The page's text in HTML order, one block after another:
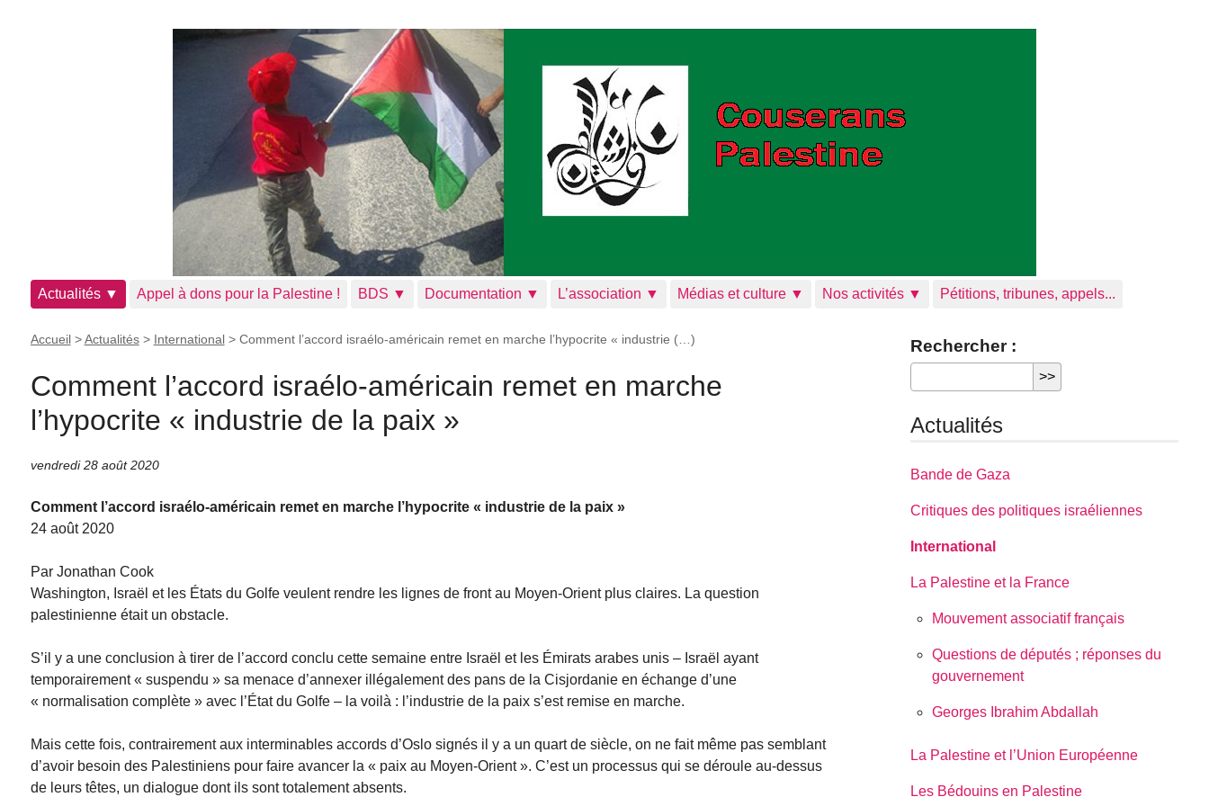
Actualités ▼ Appel à dons pour la Palestine ! BDS ▼ Documentation ▼ L’association ▼ Médias et culture ▼ Nos activités ▼ Pétitions, tribunes, appels...
Accueil>Actualités> International> Comment l’accord israélo-américain remet en marche l’hypocrite « industrie (…)
Comment l’accord israélo-américain remet en marche
l’hypocrite « industrie de la paix »
vendredi 28 août 2020
Comment l’accord israélo-américain remet en marche l’hypocrite « industrie de la paix »
24 août 2020
Par Jonathan Cook
Washington, Israël et les États du Golfe veulent rendre les lignes de front au Moyen-Orient plus claires. La question
palestinienne était un obstacle.
S’il y a une conclusion à tirer de l’accord conclu cette semaine entre Israël et les Émirats arabes unis – Israël ayant
temporairement « suspendu » sa menace d’annexer illégalement des pans de la Cisjordanie en échange d’une
« normalisation complète » avec l’État du Golfe – la voilà : l’industrie de la paix s’est remise en marche.
Mais cette fois, contrairement aux interminables accords d’Oslo signés il y a un quart de siècle, on ne fait même pas semblant
d’avoir besoin des Palestiniens pour faire avancer la « paix au Moyen-Orient ». C’est un processus qui se déroule au-dessus
de leurs têtes, un dialogue dont ils sont totalement absents.
Rechercher :
Actualités
Bande de Gaza
Critiques des politiques israéliennes
International
La Palestine et la France
Mouvement associatif français
Questions de députés ; réponses du
gouvernement
Georges Ibrahim Abdallah
La Palestine et l’Union Européenne
Les Bédouins en Palestine